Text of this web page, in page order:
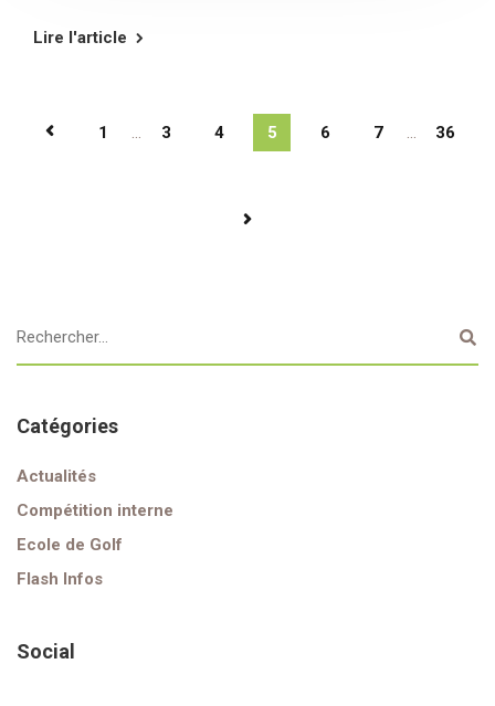
Lire l'article
1 ... 3 4 5 6 7 ... 36
Catégories
Actualités
Compétition interne
Ecole de Golf
Flash Infos
Social